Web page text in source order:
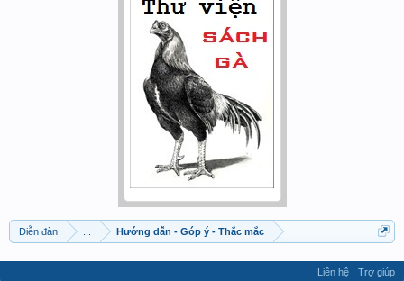
Diễn đàn ... Hướng dẫn - Góp ý - Thắc mắc
Liên hệ Trợ giúp